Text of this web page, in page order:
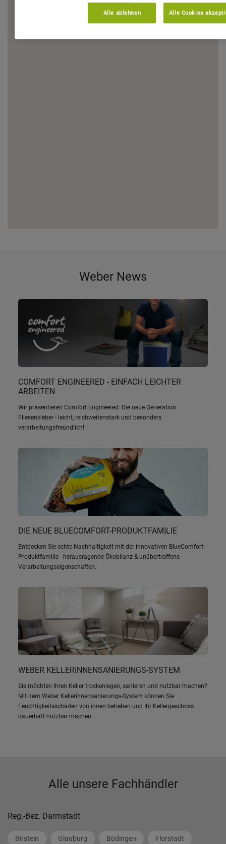
Weber News
COMFORT ENGINEERED - EINFACH LEICHTER
ARBEITEN
Wir präsentieren Comfort Engineered: Die neue Generation
Fliesenkleber - leicht, reichweitenstark und besonders
verarbeitungsfreundlich!
DIE NEUE BLUECOMFORT-PRODUKTFAMILIE
Entdecken Sie echte Nachhaltigkeit mit der innovativen BlueComfort-
Produktfamilie - herausragende Ökobilanz & unübertroffene
Verarbeitungseigenschaften.
WEBER KELLERINNENSANIERUNGS-SYSTEM
Sie möchten Ihren Keller trockenlegen, sanieren und nutzbar machen?
Mit dem Weber Kellerinnensanierungs-System können Sie
Feuchtigkeitsschäden von innen beheben und Ihr Kellergeschoss
dauerhaft nutzbar machen.
Alle unsere Fachhändler
Reg.-Bez. Darmstadt
Birstein Glauburg Büdingen Florstadt
Alle ablehnen Alle Cookies